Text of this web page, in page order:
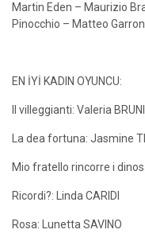
Martin Eden – Maurizio
Pinocchio – Matteo
EN İYİ KADIN OYUNCU:
II villeggianti: Valeria BRUNI
La dea fortuna: Jasmine
Mio fratello rincorre i
Ricordi?: Linda CARIDI
Rosa: Lunetta SAVINO